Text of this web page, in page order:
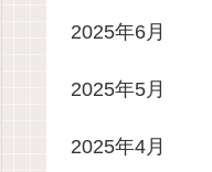
2025年6月
2025年5月
2025年4月